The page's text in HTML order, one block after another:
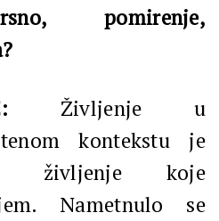
pomirenje,
Življenje u
kontekstu je
življenje koje
Nametnulo se